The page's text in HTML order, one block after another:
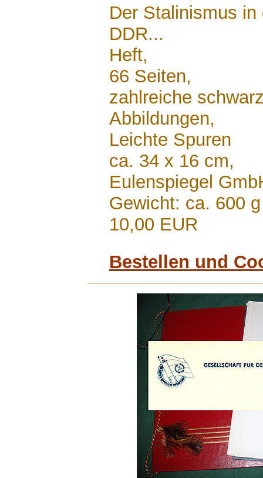
Der Stalinismus
DDR...
Heft,
66 Seiten,
zahlreiche
Abbildungen,
Leichte Spuren
ca. 34 x 16 cm,
Eulenspiegel
Gewicht: ca. 600 g
10,00 EUR
Bestellen und